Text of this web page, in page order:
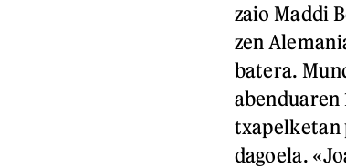
zaio Maddi
zen
batera.
abenduaren
txapelketan
dagoela.